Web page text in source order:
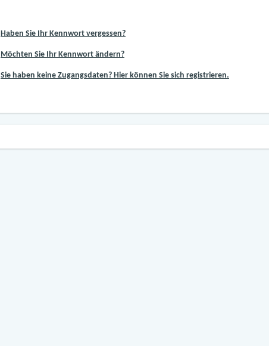
Haben Sie Ihr Kennwort vergessen?
Möchten Sie Ihr Kennwort ändern?
Sie haben keine Zugangsdaten? Hier können Sie sich registrieren.